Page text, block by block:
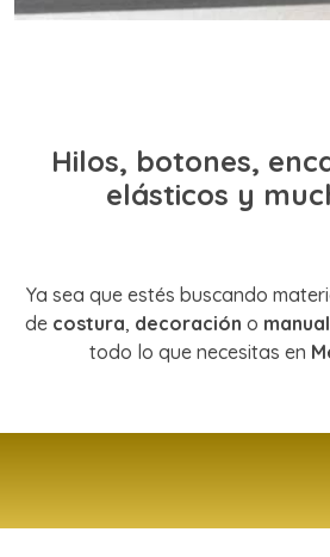
Hilos, botones,
elásticos y
Ya sea que estés buscando
de costura, decoración o
todo lo que necesitas en